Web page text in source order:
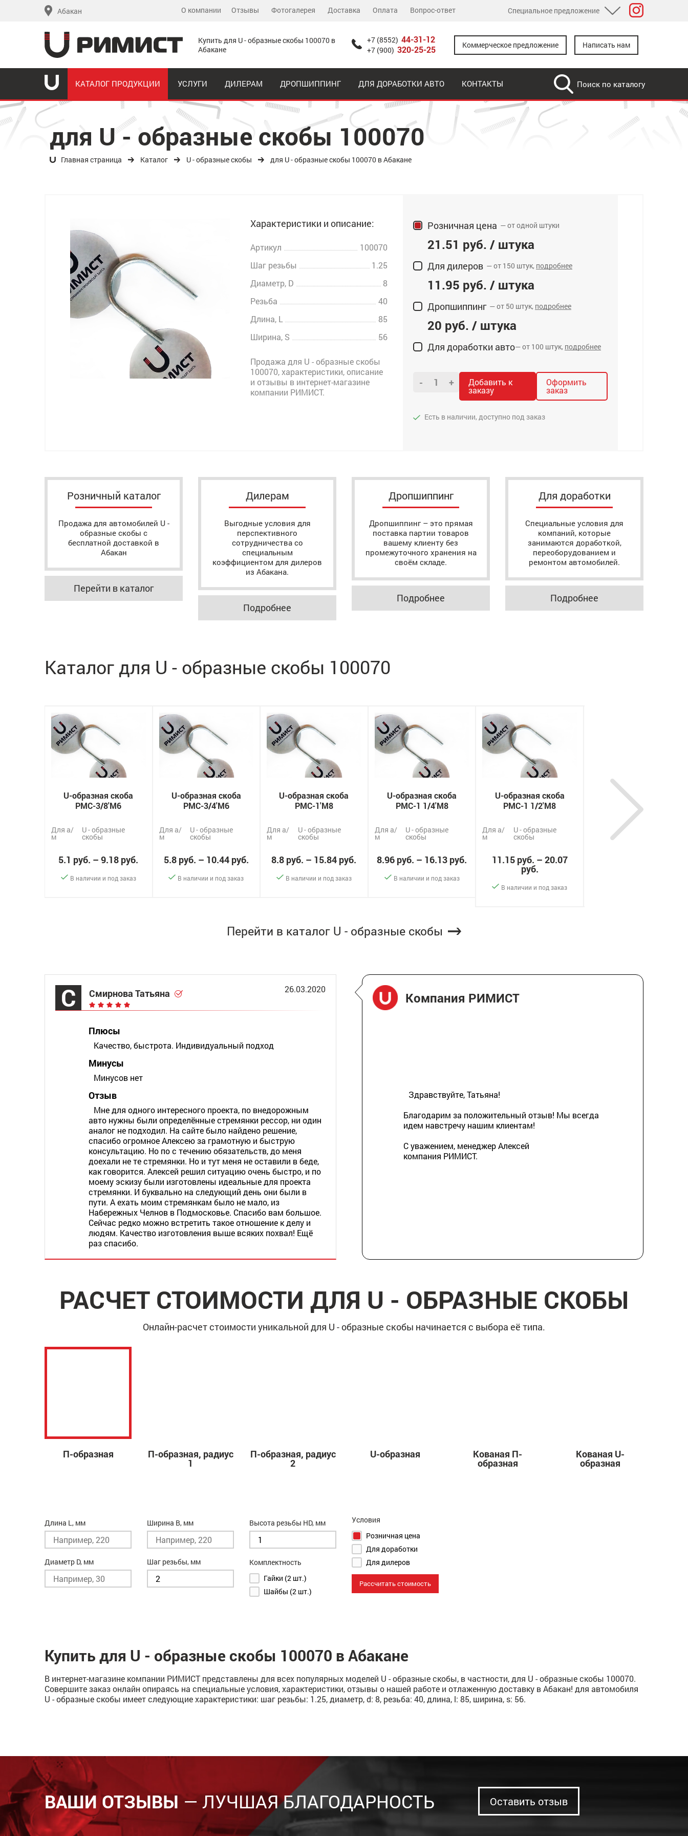
Абакан О компании Отзывы Фотогалерея Доставка Оплата Вопрос-ответ Специальное предложение
Розничный каталог
Дилерам
Дропшипинг
Для доработки
Купить для U - образные скобы 100070 в
Абакане
+7 (8552) 44-31-12
+7 (900) 320-25-25 Коммерческое предложение Написать нам
КАТАЛОГ ПРОДУКЦИИ УСЛУГИ ДИЛЕРАМ ДРОПШИППИНГ ДЛЯ ДОРАБОТКИ АВТО КОНТАКТЫ
для U - образные скобы 100070
Главная страница Каталог U - образные скобы для U - образные скобы 100070 в Абакане
Характеристики и описание:
Артикул
100070
Шаг резьбы
1.25
Диаметр, D
8
Резьба
40
Длина, L
85
Ширина, S
56
Продажа для U - образные скобы
100070, характеристики, описание
и отзывы в интернет-магазине
компании РИМИСТ.
Розничная цена — от одной штуки
21.51 руб. / штука
Для дилеров — от 150 штук, подробнее
11.95 руб. / штука
Дропшиппинг— от 50 штук, подробнее
20 руб. / штука
Для доработки авто— от 100 штук, подробнее
- + Добавить к
заказу
Оформить
заказ
Есть в наличии, доступно под заказ
Розничный каталог
Продажа для автомобилей U -
образные скобы с
бесплатной доставкой в
Абакан
Перейти в каталог
Дилерам
Выгодные условия для
перспективного
сотрудничества со
специальным
коэффициентом для дилеров
из Абакана.
Подробнее
Дропшиппинг
Дропшиппинг – это прямая
поставка партии товаров
вашему клиенту без
промежуточного хранения на
своём складе.
Подробнее
Для доработки
Специальные условия для
компаний, которые
занимаются доработкой,
переоборудованием и
ремонтом автомобилей.
Подробнее
Каталог для U - образные скобы 100070
U-образная скоба
РМС-3/8'М6
Для а/
м
U - образные
скобы
5.1 руб. – 9.18 руб.
В наличии и под заказ
U-образная скоба
РМС-3/4'М6
Для а/
м
U - образные
скобы
5.8 руб. – 10.44 руб.
В наличии и под заказ
U-образная скоба
РМС-1'М8
Для а/
м
U - образные
скобы
8.8 руб. – 15.84 руб.
В наличии и под заказ
U-образная скоба
РМС-1 1/4'М8
Для а/
м
U - образные
скобы
8.96 руб. – 16.13 руб.
В наличии и под заказ
U-образная скоба
РМС-1 1/2'М8
Для а/
м
U - образные
скобы
11.15 руб. – 20.07
руб.
В наличии и под заказ
U-образная скоба
РМС-1 3/4'М8
U - образные
Перейти в каталог U - образные скобы
С Смирнова Татьяна 26.03.2020
Плюсы
Качество, быстрота. Индивидуальный подход
Минусы
Минусов нет
Отзыв
Мне для одного интересного проекта, по внедорожным
авто нужны были определённые стремянки рессор, ни один
аналог не подходил. На сайте было найдено решение,
спасибо огромное Алексею за грамотную и быструю
консультацию. Но по с течению обязательств, до меня
доехали не те стремянки. Но и тут меня не оставили в беде,
как говорится. Алексей решил ситуацию очень быстро, и по
моему эскизу были изготовлены идеальные для проекта
стремянки. И буквально на следующий день они были в
пути. А ехать моим стремянкам было не мало, из
Набережных Челнов в Подмосковье. Спасибо вам большое.
Сейчас редко можно встретить такое отношение к делу и
людям. Качество изготовления выше всяких похвал! Ещё
раз спасибо.
Компания РИМИСТ
Здравствуйте, Татьяна!
Благодарим за положительный отзыв! Мы всегда
идем навстречу нашим клиентам!
С уважением, менеджер Алексей
компания РИМИСТ.
РАСЧЕТ СТОИМОСТИ ДЛЯ U - ОБРАЗНЫЕ СКОБЫ
Онлайн-расчет стоимости уникальной для U - образные скобы начинается с выбора её типа.
П-образная П-образная, радиус
1
П-образная, радиус
2
U-образная Кованая П-
образная
Кованая U-
образная
Длина L, мм
Диаметр D, мм
Ширина B, мм
Шаг резьбы, мм
Высота резьбы HD, мм
Комплектность
Гайки (2 шт.)
Шайбы (2 шт.)
Условия
Розничная цена
Для доработки
Для дилеров
Рассчитать стоимость
Купить для U - образные скобы 100070 в Абакане
В интернет-магазине компании РИМИСТ представлены для всех популярных моделей U - образные скобы, в частности, для U - образные скобы 100070.
Совершите заказ онлайн опираясь на специальные условия, характеристики, отзывы о нашей работе и отлаженную доставку в Абакан! для автомобиля
U - образные скобы имеет следующие характеристики: шаг резьбы: 1.25, диаметр, d: 8, резьба: 40, длина, l: 85, ширина, s: 56.
ВАШИ ОТЗЫВЫ— ЛУЧШАЯ БЛАГОДАРНОСТЬ Оставить отзыв